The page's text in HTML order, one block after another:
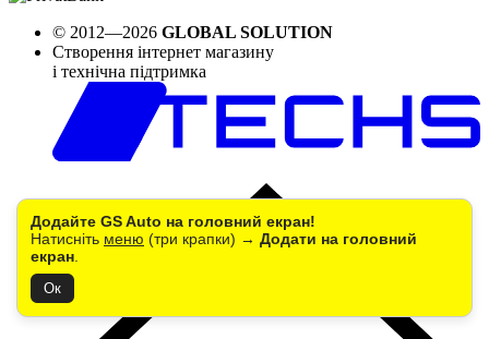
Додайте GS Auto на головний екран!
Натисніть меню (три крапки) → Додати на головний
екран
Ок
© 2012—2026 GLOBAL SOLUTION
Створення інтернет магазину
і технічна підтримка